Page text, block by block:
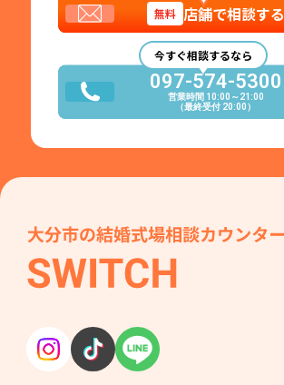
無料 店舗で相談する
今すぐ相談するなら
097-574-5300
営業時間 10:00～21:00
（最終受付 20:00）